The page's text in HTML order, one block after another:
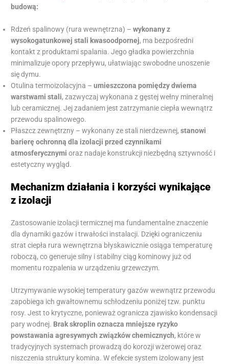
budową:
Rdzeń spalinowy (rura wewnętrzna) –wykonany z
wysokogatunkowej stali kwasoodpornej, ma bezpośredni
kontakt z produktami spalania. Jego gładka powierzchnia
minimalizuje opory przepływu, ułatwiając swobodne unoszenie
się dymu.
Otulina termoizolacyjna –umieszczona pomiędzy dwiema
warstwami stali, zazwyczaj wykonana z gęstej wełny mineralnej
lub ceramicznej. Jej zadaniem jest zatrzymanie ciepła wewnątrz
przewodu spalinowego.
Płaszcz zewnętrzny – wykonany ze stali nierdzewnej,stanowi
barierę ochronną dla izolacji przed czynnikami
atmosferycznymi oraz nadaje konstrukcji niezbędną sztywność i
estetyczny wygląd.
Mechanizm działania i korzyści wynikające
z izolacji
Zastosowanie izolacji termicznej ma fundamentalne znaczenie
dla dynamiki gazów i trwałości instalacji. Dzięki ograniczeniu
strat ciepła rura wewnętrzna błyskawicznie osiąga temperaturę
roboczą, co generuje silny i stabilny ciąg kominowy już od
momentu rozpalenia w urządzeniu grzewczym.
Utrzymywanie wysokiej temperatury gazów wewnątrz przewodu
zapobiega ich gwałtownemu schłodzeniu poniżej tzw. punktu
rosy. Jest to krytyczne, ponieważ ogranicza zjawisko kondensacji
pary wodnej. Brak skroplin oznacza mniejsze ryzyko
powstawania agresywnych związków chemicznych, które w
tradycyjnych systemach prowadzą do korozji wżerowej oraz
niszczenia struktury komina. W efekcie system izolowany jest